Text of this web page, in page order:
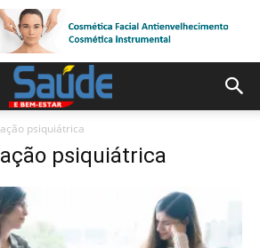
psiquiátrica
psiquiátrica